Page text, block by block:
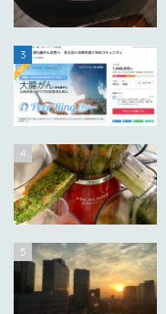
3
4
5